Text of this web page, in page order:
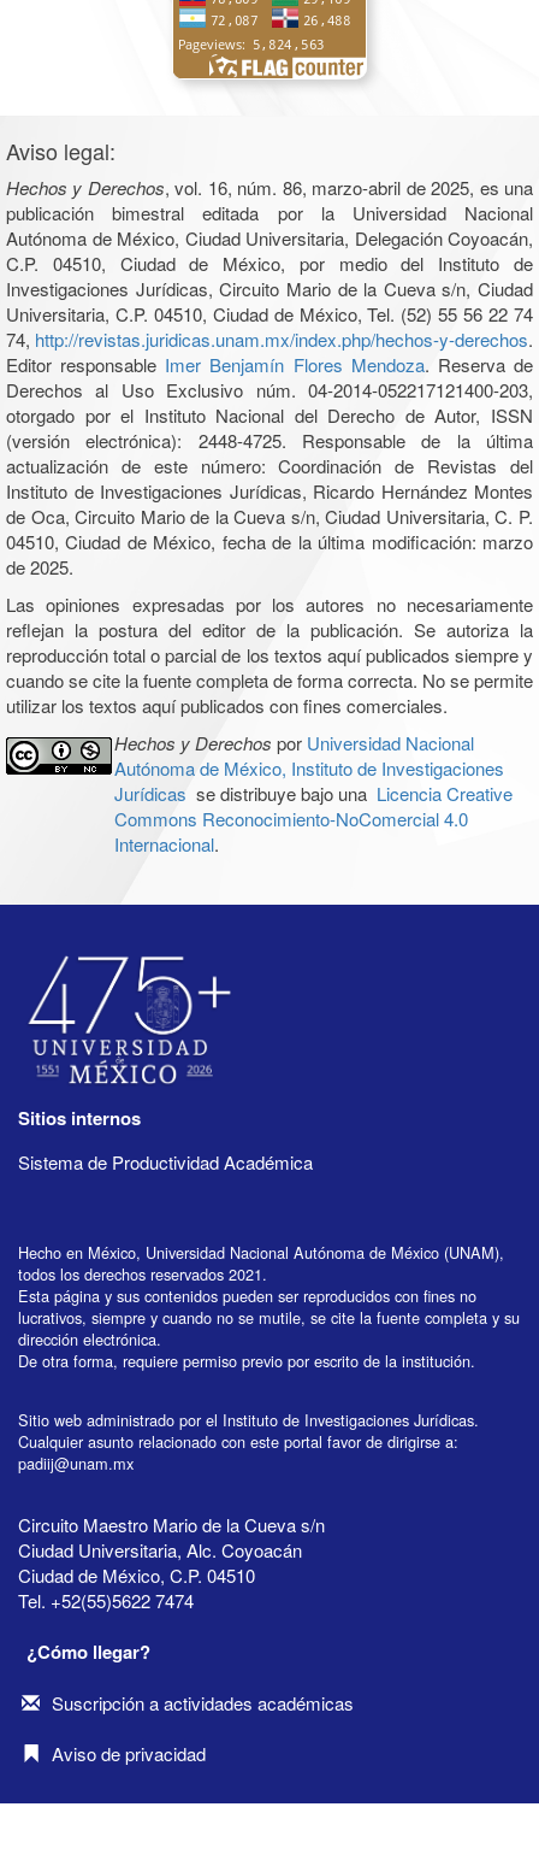
Aviso legal:
Hechos y Derechos, vol. 16, núm. 86, marzo-abril de 2025, es una
publicación bimestral editada por la Universidad Nacional
Autónoma de México, Ciudad Universitaria, Delegación Coyoacán,
C.P. 04510, Ciudad de México, por medio del Instituto de
Investigaciones Jurídicas, Circuito Mario de la Cueva s/n, Ciudad
Universitaria, C.P. 04510, Ciudad de México, Tel. (52) 55 56 22 74
74, http://revistas.juridicas.unam.mx/index.php/hechos-y-derechos.
Editor responsable Imer Benjamín Flores Mendoza. Reserva de
Derechos al Uso Exclusivo núm. 04-2014-052217121400-203,
otorgado por el Instituto Nacional del Derecho de Autor, ISSN
(versión electrónica): 2448-4725. Responsable de la última
actualización de este número: Coordinación de Revistas del
Instituto de Investigaciones Jurídicas, Ricardo Hernández Montes
de Oca, Circuito Mario de la Cueva s/n, Ciudad Universitaria, C. P.
04510, Ciudad de México, fecha de la última modificación: marzo
de 2025.
Las opiniones expresadas por los autores no necesariamente
reflejan la postura del editor de la publicación. Se autoriza la
reproducción total o parcial de los textos aquí publicados siempre y
cuando se cite la fuente completa de forma correcta. No se permite
utilizar los textos aquí publicados con fines comerciales.
Hechos y Derechos por Universidad Nacional
Autónoma de México, Instituto de Investigaciones
Jurídicas se distribuye bajo una Licencia Creative
Commons Reconocimiento-NoComercial 4.0
Internacional.
Sitios internos
Sistema de Productividad Académica
Hecho en México, Universidad Nacional Autónoma de México (UNAM),
todos los derechos reservados 2021.
Esta página y sus contenidos pueden ser reproducidos con fines no
lucrativos, siempre y cuando no se mutile, se cite la fuente completa y su
dirección electrónica.
De otra forma, requiere permiso previo por escrito de la institución.
Sitio web administrado por el Instituto de Investigaciones Jurídicas.
Cualquier asunto relacionado con este portal favor de dirigirse a:
padiij@unam.mx
Circuito Maestro Mario de la Cueva s/n
Ciudad Universitaria, Alc. Coyoacán
Ciudad de México, C.P. 04510
Tel. +52(55)5622 7474
¿Cómo llegar?
Suscripción a actividades académicas
Aviso de privacidad